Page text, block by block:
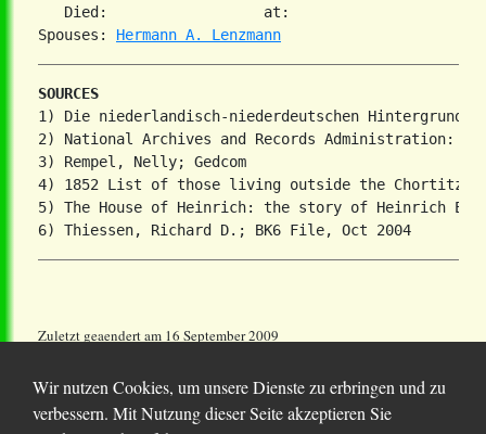
   Died:                  at:
Spouses: Hermann A. Lenzmann
SOURCES
1) Die niederlandisch-niederdeutschen Hintergrunde
2) National Archives and Records Administration:
3) Rempel, Nelly; Gedcom
4) 1852 List of those living outside the Chortitza,
5) The House of Heinrich: the story of Heinrich Epp
Zuletzt geaendert am 16 September 2009
Wir nutzen Cookies, um unsere Dienste zu erbringen und zu
verbessern. Mit Nutzung dieser Seite akzeptieren Sie